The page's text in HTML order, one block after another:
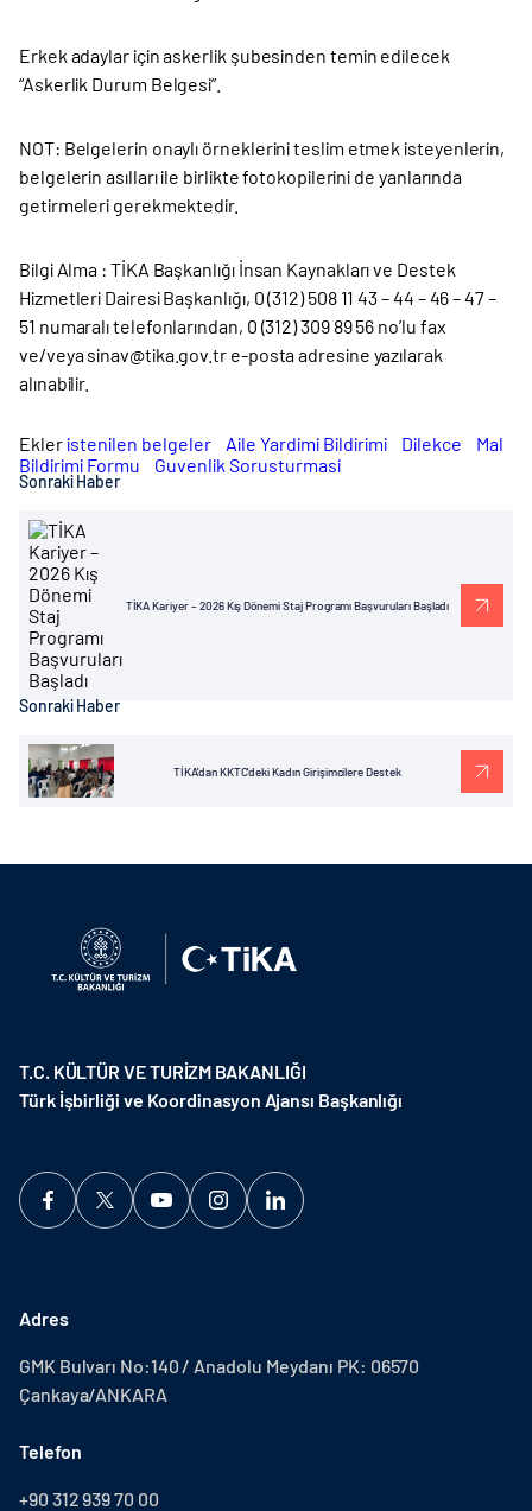
Erkek adaylar için askerlik şubesinden temin edilecek
“Askerlik Durum Belgesi”.
NOT: Belgelerin onaylı örneklerini teslim etmek isteyenlerin,
belgelerin asılları ile birlikte fotokopilerini de yanlarında
getirmeleri gerekmektedir.
Bilgi Alma : TİKA Başkanlığı İnsan Kaynakları ve Destek
Hizmetleri Dairesi Başkanlığı, 0 (312) 508 11 43 – 44 – 46 – 47 –
51 numaralı telefonlarından, 0 (312) 309 89 56 no’lu fax
ve/veya sinav@tika.gov.tr e-posta adresine yazılarak
alınabilir.
Ekler istenilen belgeler Aile Yardimi Bildirimi Dilekce
Mal
Bildirimi Formu
Guvenlik Sorusturmasi
Sonraki Haber
TİKA Kariyer – 2026 Kış Dönemi Staj Programı Başvuruları Başladı
Sonraki Haber
TİKA'dan KKTC'deki Kadın Girişimcilere Destek
T.C. KÜLTÜR VE TURİZM BAKANLIĞI
Türk İşbirliği ve Koordinasyon Ajansı Başkanlığı
Adres
GMK Bulvarı No:140 / Anadolu Meydanı PK: 06570
Çankaya/ANKARA
Telefon
+90 312 939 70 00